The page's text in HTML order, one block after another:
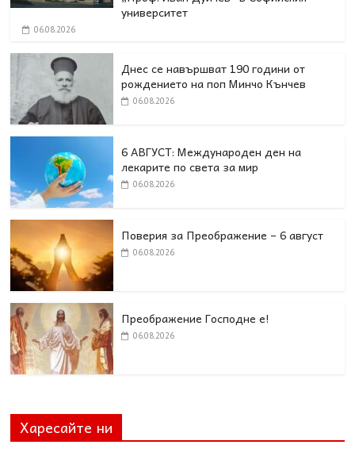
университет
06.08.2026
Днес се навършват 190 години от
рождението на поп Минчо Кънчев
06.08.2026
6 АВГУСТ: Международен ден на
лекарите по света за мир
06.08.2026
Поверия за Преображение – 6 август
06.08.2026
Преображение Господне е!
06.08.2026
Харесайте ни